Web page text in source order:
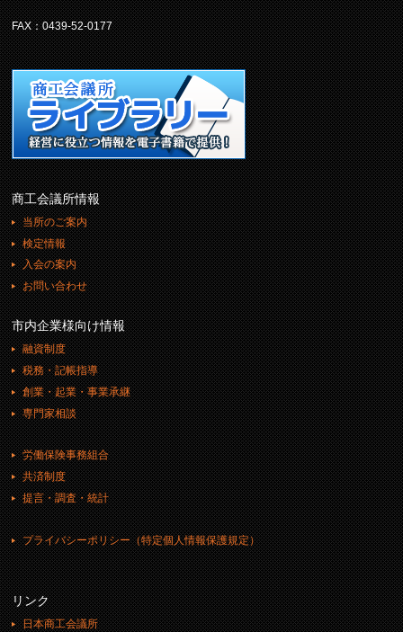
FAX：0439-52-0177
商工会議所情報
当所のご案内
検定情報
入会の案内
お問い合わせ
市内企業様向け情報
融資制度
税務・記帳指導
創業・起業・事業承継
専門家相談
労働保険事務組合
共済制度
提言・調査・統計
プライバシーポリシー（特定個人情報保護規定）
リンク
日本商工会議所